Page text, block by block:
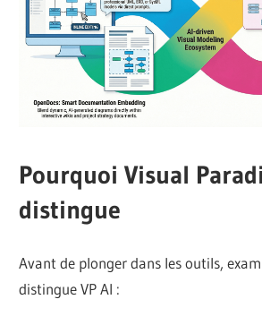
Pourquoi Visual
distingue
Avant de plonger dans les outils,
distingue VP AI :